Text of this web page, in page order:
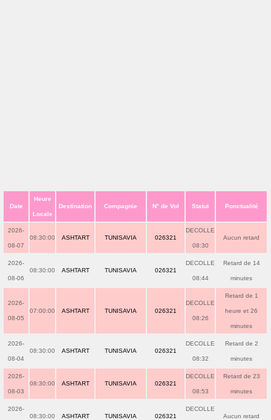
Date
Heure
Locale
Destination Compagnie N° de Vol Statut Ponctualité
2026-
08-07
08:30:00 ASHTART TUNISAVIA 026321
DECOLLE
08:30
Aucun retard
2026-
08-06
08:30:00 ASHTART TUNISAVIA 026321
DECOLLE
08:44
Retard de 14
minutes
2026-
08-05
07:00:00 ASHTART TUNISAVIA 026321
DECOLLE
08:26
Retard de 1
heure et 26
minutes
2026-
08-04
08:30:00 ASHTART TUNISAVIA 026321
DECOLLE
08:32
Retard de 2
minutes
2026-
08-03
08:30:00 ASHTART TUNISAVIA 026321
DECOLLE
08:53
Retard de 23
minutes
2026-
08:30:00 ASHTART TUNISAVIA 026321
DECOLLE
Aucun retard